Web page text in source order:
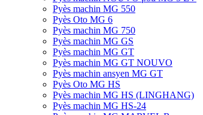
Pyès machin MG 550
Pyès Oto MG 6
Pyès machin MG 750
Pyès machin MG GS
Pyès machin MG GT
Pyès machin MG GT NOUVO
Pyès machin ansyen MG GT
Pyès Oto MG HS
Pyès machin MG HS (LINGHANG)
Pyès machin MG HS-24